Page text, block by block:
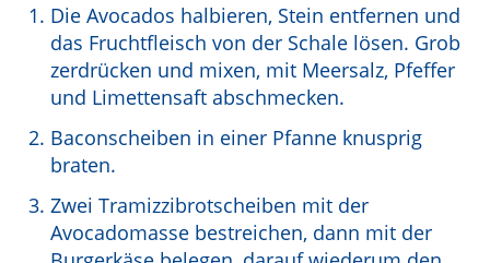
Karriere
Die Avocados halbieren, Stein entfernen und
das Fruchtfleisch von der Schale lösen. Grob
zerdrücken und mixen, mit Meersalz, Pfeffer
und Limettensaft abschmecken.
Baconscheiben in einer Pfanne knusprig
braten.
Zwei Tramizzibrotscheiben mit der
Avocadomasse bestreichen, dann mit der